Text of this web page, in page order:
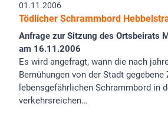
01.11.2006
Tödlicher Schrammbord
Anfrage zur Sitzung des Ortsbeirats
am 16.11.2006
Es wird angefragt, wann die nach
Bemühungen von der Stadt gegebene
lebensgefährlichen Schrammbord in
verkehrsreichen…